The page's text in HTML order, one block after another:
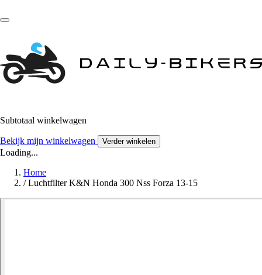
Subtotaal winkelwagen
Bekijk mijn winkelwagen Verder winkelen
Loading...
Home
/ Luchtfilter K&N Honda 300 Nss Forza 13-15